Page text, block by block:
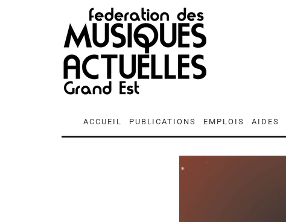
ACCUEIL PUBLICATIONS EMPLOIS AIDES